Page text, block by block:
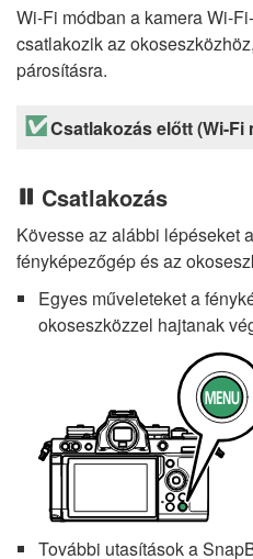
Wi-Fi módban a kamera Wi-
csatlakozik az
párosításra.
Csatlakozás előtt (Wi-Fi
Csatlakozás
Kövesse az alábbi lépéseket
fényképezőgép és az
Egyes műveleteket a
okoseszközzel hajtanak
További utasítások a